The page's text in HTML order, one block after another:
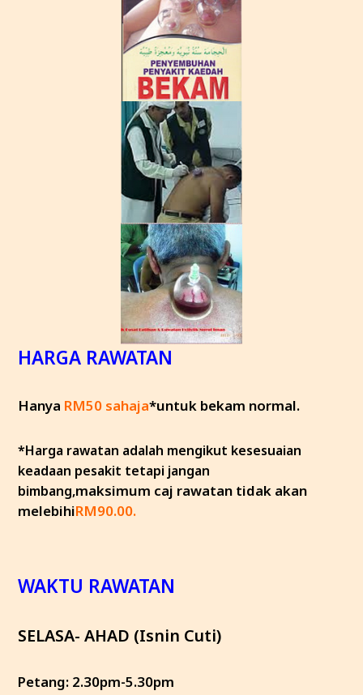
HARGA RAWATAN
Hanya RM50 sahaja*untuk bekam normal.
*Harga rawatan adalah mengikut kesesuaian
keadaan pesakit tetapi jangan
bimbang,maksimum caj rawatan tidak akan
melebihiRM90.00.
WAKTU RAWATAN
SELASA- AHAD (Isnin Cuti)
Petang: 2.30pm-5.30pm